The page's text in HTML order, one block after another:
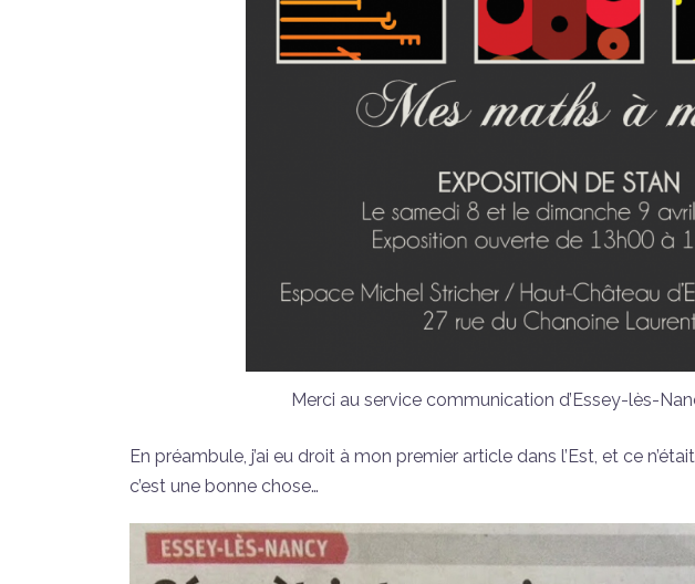
Merci au service communication d’Essey-lès-
En préambule, j’ai eu droit à mon premier article dans l’Est, et ce
c’est une bonne chose…